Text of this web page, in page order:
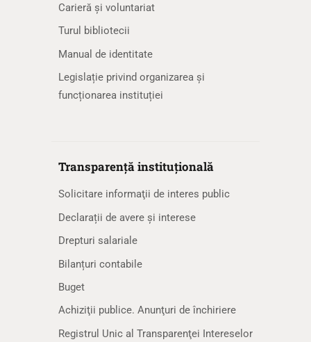
Carieră și voluntariat
Turul bibliotecii
Manual de identitate
Legislație privind organizarea și
funcționarea instituției
Transparență instituțională
Solicitare informaţii de interes public
Declarații de avere și interese
Drepturi salariale
Bilanțuri contabile
Buget
Achiziţii publice. Anunţuri de închiriere
Registrul Unic al Transparenţei Intereselor